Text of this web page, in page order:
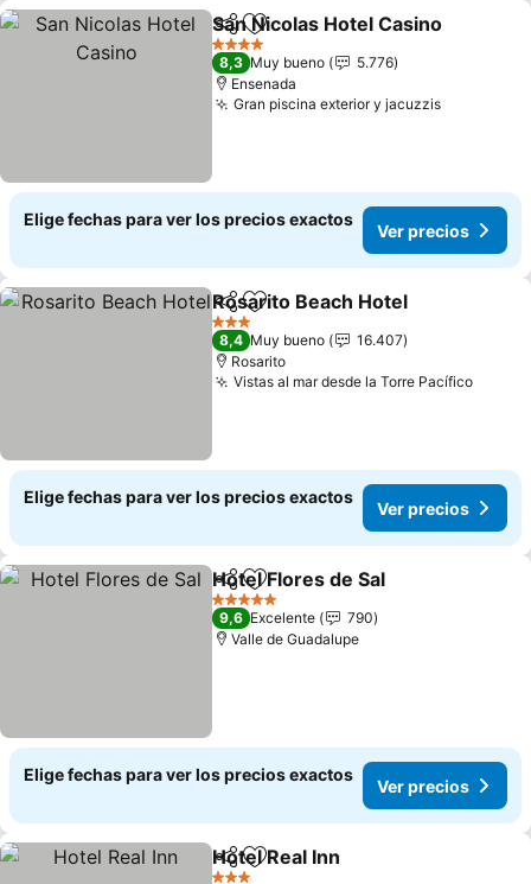
CompartirAgregar a favoritos
San Nicolas Hotel Casino
4 Estrellas
8,3 Muy bueno
5.776
Ensenada
Gran piscina exterior y jacuzzisVer
Elige fechas para ver los precios exactos
Ver precios
CompartirAgregar a favoritos
Rosarito Beach Hotel
3 Estrellas
8,4 Muy bueno
16.407
Rosarito
Vistas al mar desde la Torre PacíficoVer
Elige fechas para ver los precios exactos
Ver precios
CompartirAgregar a favoritos
Hotel Flores de Sal
5 Estrellas
9,6 Excelente
790
Valle de Guadalupe
Elige fechas para ver los precios exactos
Ver precios
CompartirAgregar a favoritos
Hotel Real Inn